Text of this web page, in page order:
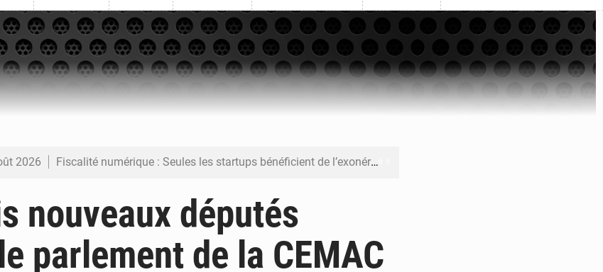
2026 Fiscalité numérique : Seules les startups bénéficient de l’exonération, mais l’arrêté interministériel reste en vigueur (Mise au point)
2026 Comment des milliers d’Africains protègent et font fructifier leur argent avec l’USDT
2026 RDC : Raïssa Malu lance les préparatifs d’une Table ronde nationale sur l’éducation inclusive des enfants handicapés
nouveaux députés
parlement de la CEMAC